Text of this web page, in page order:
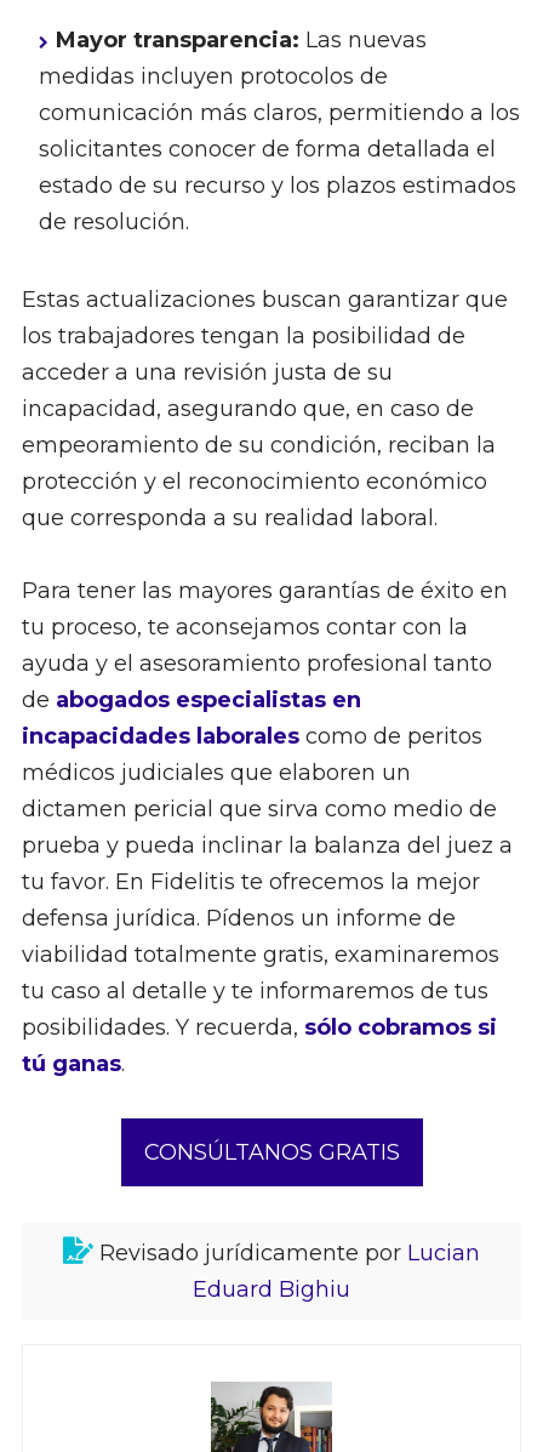
Mayor transparencia: Las nuevas
medidas incluyen protocolos de
comunicación más claros, permitiendo a los
solicitantes conocer de forma detallada el
estado de su recurso y los plazos estimados
de resolución.
Estas actualizaciones buscan garantizar que
los trabajadores tengan la posibilidad de
acceder a una revisión justa de su
incapacidad, asegurando que, en caso de
empeoramiento de su condición, reciban la
protección y el reconocimiento económico
que corresponda a su realidad laboral.
Para tener las mayores garantías de éxito en
tu proceso, te aconsejamos contar con la
ayuda y el asesoramiento profesional tanto
de abogados especialistas en
incapacidades laboralescomo de peritos
médicos judiciales que elaboren un
dictamen pericial que sirva como medio de
prueba y pueda inclinar la balanza del juez a
tu favor. En Fidelitis te ofrecemos la mejor
defensa jurídica. Pídenos un informe de
viabilidad totalmente gratis, examinaremos
tu caso al detalle y te informaremos de tus
posibilidades. Y recuerda, sólo cobramos si
tú ganas.
CONSÚLTANOS GRATIS
Revisado jurídicamente por Lucian
Eduard Bighiu